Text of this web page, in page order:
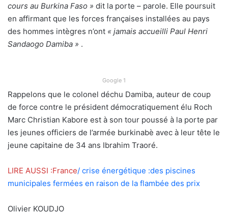
cours au Burkina Faso » dit la porte – parole. Elle poursuit
en affirmant que les forces françaises installées au pays
des hommes intègres n’ont « jamais accueilli Paul Henri
Sandaogo Damiba » .
Google 1
Rappelons que le colonel déchu Damiba, auteur de coup
de force contre le président démocratiquement élu Roch
Marc Christian Kabore est à son tour poussé à la porte par
les jeunes officiers de l’armée burkinabè avec à leur tête le
jeune capitaine de 34 ans Ibrahim Traoré.
LIRE AUSSI :France/ crise énergétique :des piscines
municipales fermées en raison de la flambée des prix
Olivier KOUDJO